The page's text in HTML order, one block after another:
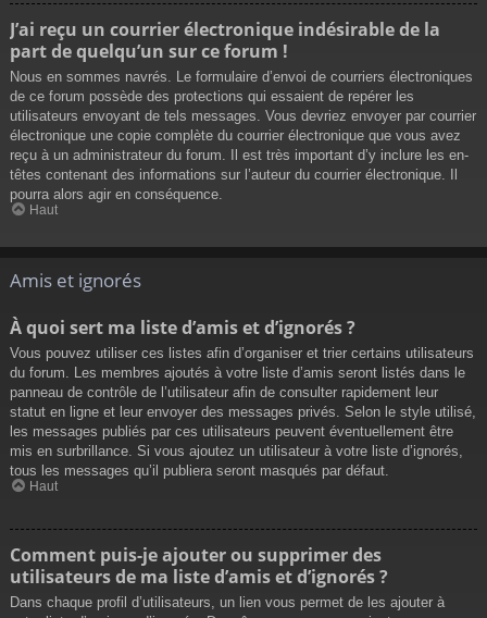
J’ai reçu un courrier électronique indésirable de la
part de quelqu’un sur ce forum !
Nous en sommes navrés. Le formulaire d’envoi de courriers électroniques
de ce forum possède des protections qui essaient de repérer les
utilisateurs envoyant de tels messages. Vous devriez envoyer par courrier
électronique une copie complète du courrier électronique que vous avez
reçu à un administrateur du forum. Il est très important d’y inclure les en-
têtes contenant des informations sur l’auteur du courrier électronique. Il
pourra alors agir en conséquence.
Haut
Amis et ignorés
À quoi sert ma liste d’amis et d’ignorés ?
Vous pouvez utiliser ces listes afin d’organiser et trier certains utilisateurs
du forum. Les membres ajoutés à votre liste d’amis seront listés dans le
panneau de contrôle de l’utilisateur afin de consulter rapidement leur
statut en ligne et leur envoyer des messages privés. Selon le style utilisé,
les messages publiés par ces utilisateurs peuvent éventuellement être
mis en surbrillance. Si vous ajoutez un utilisateur à votre liste d’ignorés,
tous les messages qu’il publiera seront masqués par défaut.
Haut
Comment puis-je ajouter ou supprimer des
utilisateurs de ma liste d’amis et d’ignorés ?
Dans chaque profil d’utilisateurs, un lien vous permet de les ajouter à